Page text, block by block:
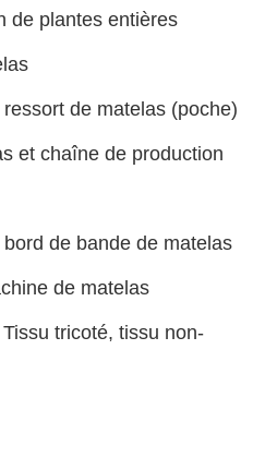
de plantes entières
de matelas (poche)
et chaîne de production
de bande de matelas
de matelas
tricoté, tissu non-